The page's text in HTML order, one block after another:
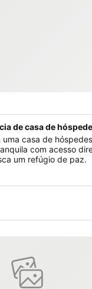
de casa de
uma casa de
com acesso
um refúgio de paz.